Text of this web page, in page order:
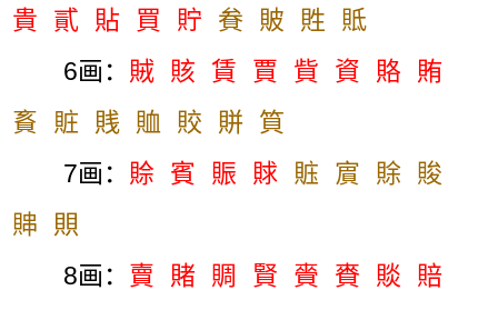
貴
貳 貼 買 貯 貵 貱 貹
貾
6画： 賊 賅 賃 賈 貲 資 賂
賄
賌
賍 賎 賉 賋 賆
筫
7画： 賒 賓 賑 賕 賘 賔 賖 賐
賗
賏
8画： 賣 賭 賙 賢 賫 賚 賧
賠